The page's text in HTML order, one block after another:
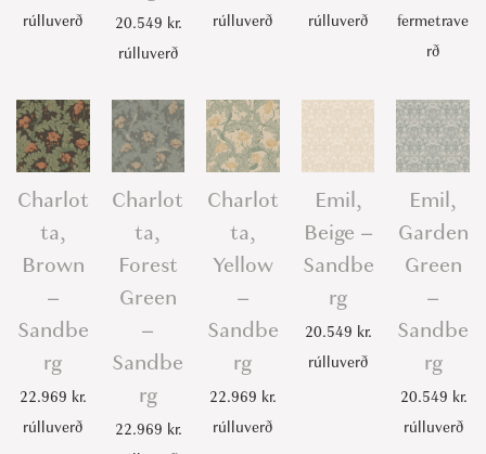
d
r
g
q
u
a
n
i
y
rúlluverð
20.549 kr.
rúlluverð
rúlluverð
rúlluverð
fermetrave
rð
Charlot
ta,
Brown
–
Sandbe
rg
22.969 kr.
rúlluverð
Charlot
ta,
Forest
Green
–
Sandbe
rg
22.969 kr.
Charlot
ta,
Yellow
–
Sandbe
rg
22.969 kr.
rúlluverð
Emil,
Beige –
Sandbe
rg
20.549 kr.
rúlluverð
Emil,
Garden
Green
–
Sandbe
rg
20.549 kr.
rúlluverð